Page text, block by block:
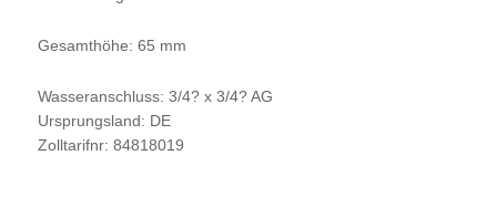
Gesamthöhe: 65 mm
Wasseranschluss: 3/4? x 3/4? AG
Ursprungsland: DE
Zolltarifnr: 84818019